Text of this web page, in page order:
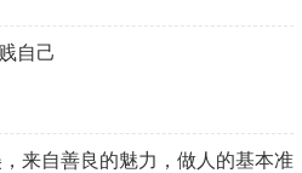
自己
来自善良的魅力，做人的基本准